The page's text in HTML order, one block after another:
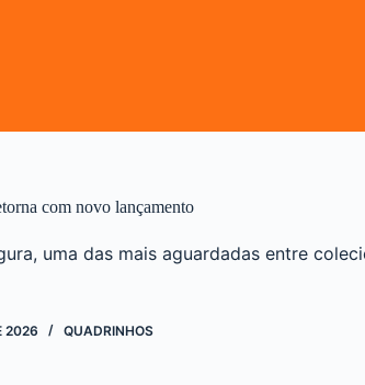
com novo lançamento
uma das mais aguardadas entre
2026 QUADRINHOS